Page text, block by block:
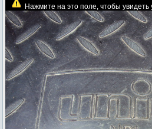
Нажмите на это поле, чтобы